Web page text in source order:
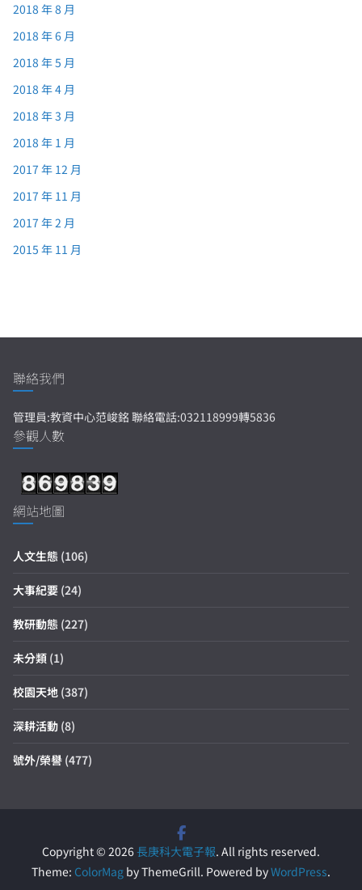
2018 年 8 月
2018 年 6 月
2018 年 5 月
2018 年 4 月
2018 年 3 月
2018 年 1 月
2017 年 12 月
2017 年 11 月
2017 年 2 月
2015 年 11 月
聯絡我們
管理員:教資中心范峻銘 聯絡電話:032118999轉5836
參觀人數
網站地圖
人文生態 (106)
大事紀要 (24)
教研動態 (227)
未分類 (1)
校園天地 (387)
深耕活動 (8)
號外/榮譽 (477)
Copyright © 2026長庚科大電子報. All rights reserved.
Theme: ColorMag by ThemeGrill. Powered byWordPress.